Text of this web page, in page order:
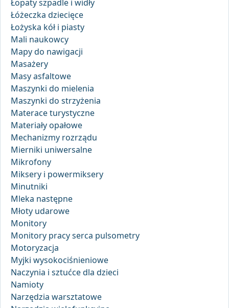
Łopaty szpadle i widły
Łóżeczka dziecięce
Łożyska kół i piasty
Mali naukowcy
Mapy do nawigacji
Masażery
Masy asfaltowe
Maszynki do mielenia
Maszynki do strzyżenia
Materace turystyczne
Materiały opałowe
Mechanizmy rozrządu
Mierniki uniwersalne
Mikrofony
Miksery i powermiksery
Minutniki
Mleka następne
Młoty udarowe
Monitory
Monitory pracy serca pulsometry
Motoryzacja
Myjki wysokociśnieniowe
Naczynia i sztućce dla dzieci
Namioty
Narzędzia warsztatowe